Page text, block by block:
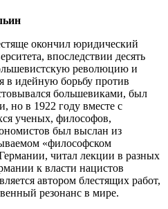
окончил юридический
впоследствии десять
революцию и
в идейную борьбу против
большевиками, был
но в 1922 году вместе с
ученых, философов,
был выслан из
«философском
читал лекции в разных
к власти нацистов
автором блестящих работ,
резонанс в мире.